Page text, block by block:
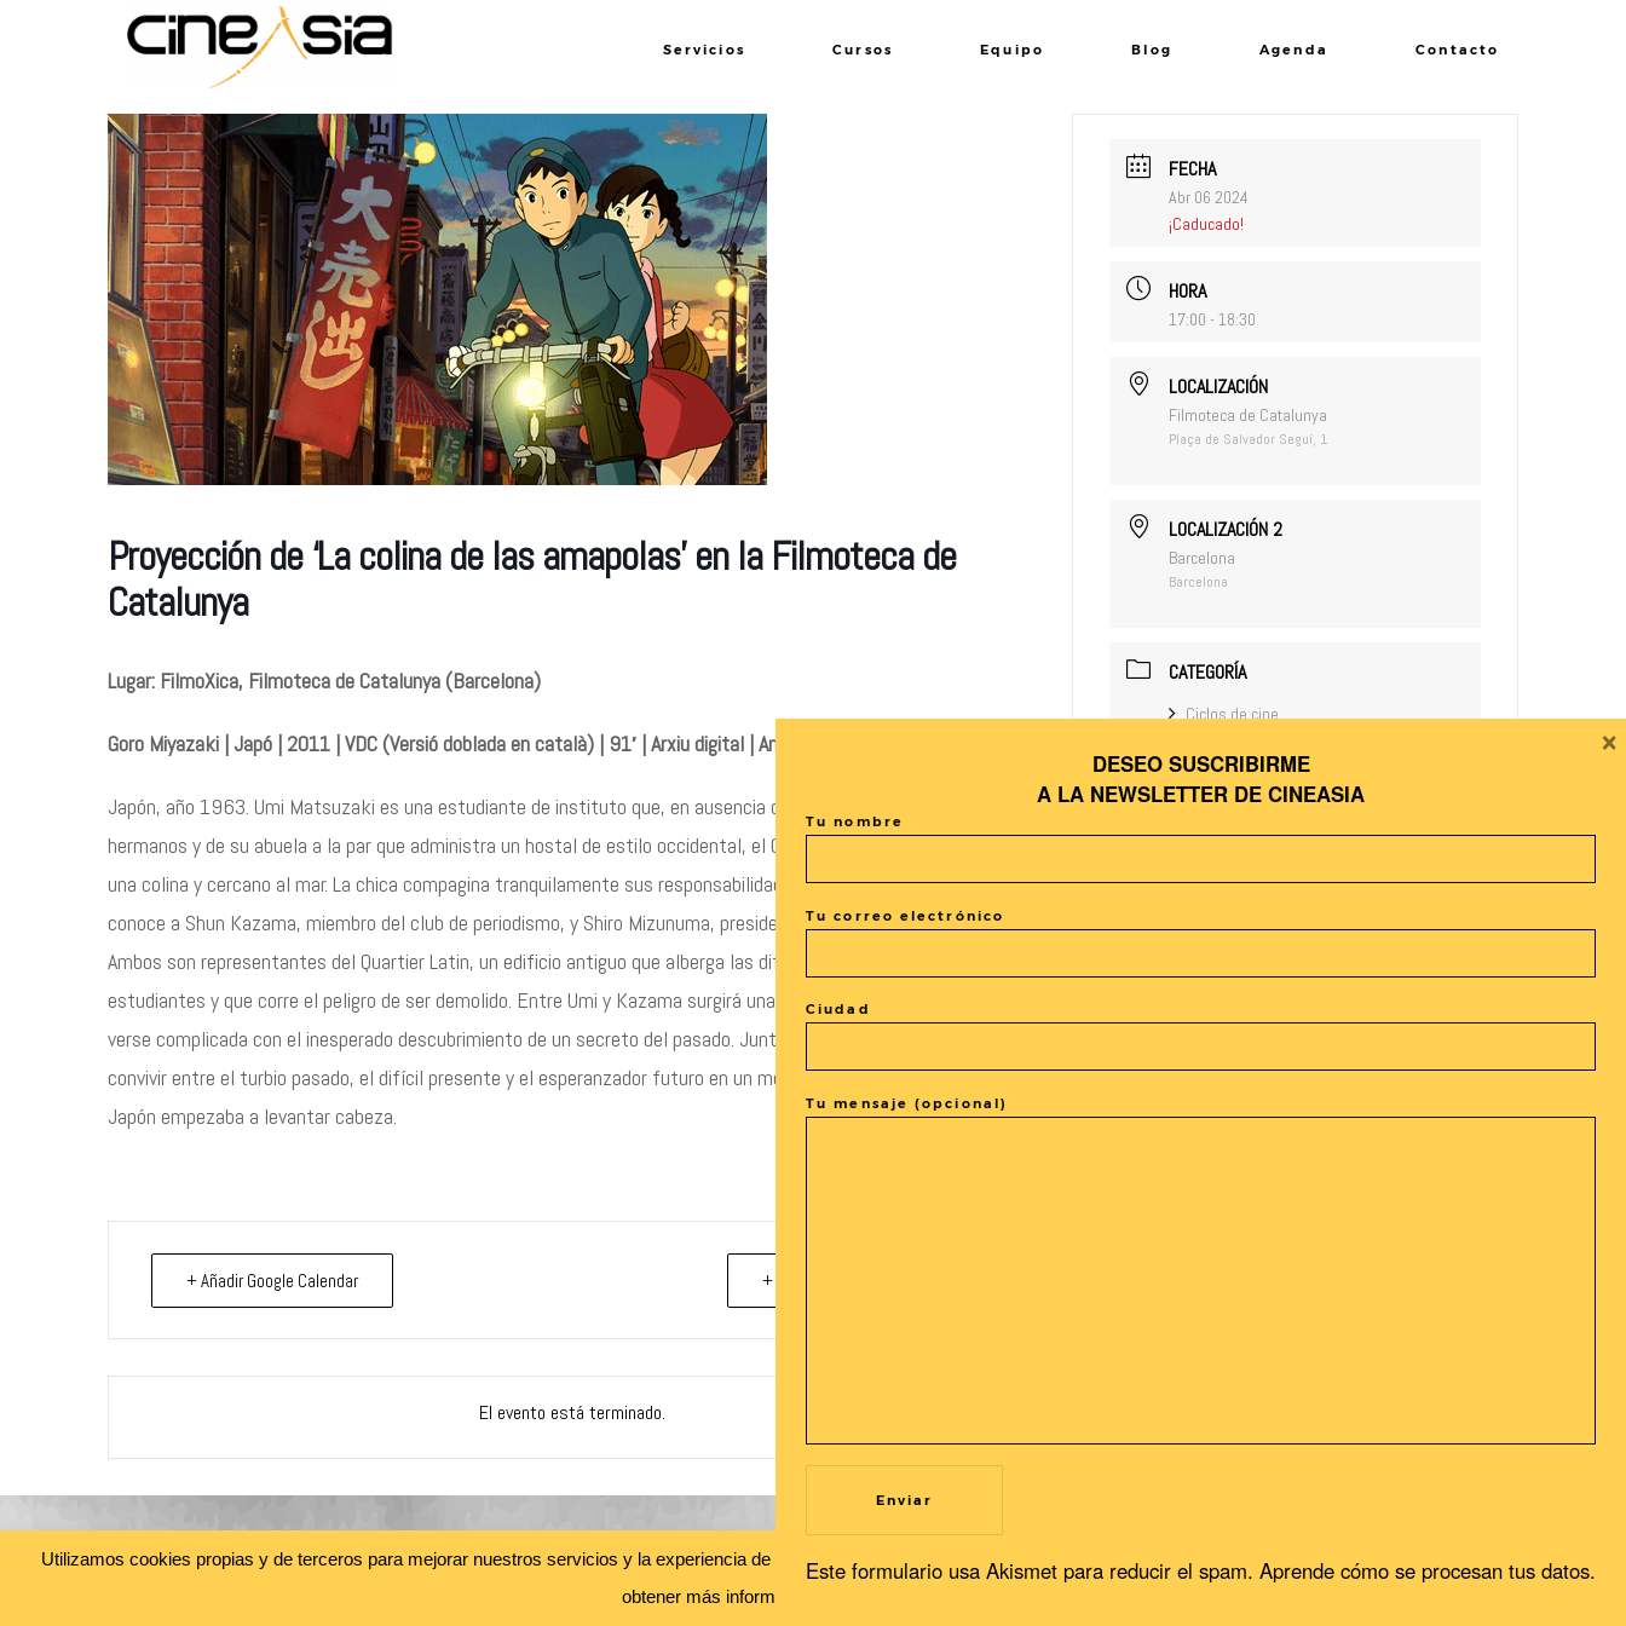
Servicios Cursos Equipo Blog Agenda Contacto
Proyección de ‘La colina de las amapolas’ en la Filmoteca de
Catalunya
Lugar: FilmoXica, Filmoteca de Catalunya (Barcelona)
Goro Miyazaki | Japó | 2011 | VDC (Versió doblada en català) | 91′ | Arxiu digital | Animación, Drama
Japón, año 1963. Umi Matsuzaki es una estudiante de instituto que, en ausencia de su madre, cuida a sus dos
hermanos y de su abuela a la par que administra un hostal de estilo occidental, el Coquelicot Manor, en lo alto de
una colina y cercano al mar. La chica compagina tranquilamente sus responsabilidades con su vida escolar. Un día
conoce a Shun Kazama, miembro del club de periodismo, y Shiro Mizunuma, presidente del consejo de estudiantes.
Ambos son representantes del Quartier Latin, un edificio antiguo que alberga las diferentes asociaciones de
estudiantes y que corre el peligro de ser demolido. Entre Umi y Kazama surgirá una profunda amistad que podría
verse complicada con el inesperado descubrimiento de un secreto del pasado. Juntos descubrirán una forma de
convivir entre el turbio pasado, el difícil presente y el esperanzador futuro en un momento del tiempo donde el
Japón empezaba a levantar cabeza.
+ Añadir Google Calendar + exportación iCal / Outlook
El evento está terminado.
FECHA
Abr 06 2024
¡Caducado!
HORA
17:00 - 18:30
LOCALIZACIÓN
Filmoteca de Catalunya
Plaça de Salvador Seguí, 1
LOCALIZACIÓN 2
Barcelona
Barcelona
CATEGORÍA
Ciclos de cine
Recibe nuestras novedades en tu buzón!
Newsletter
Utilizamos cookies propias y de terceros para mejorar nuestros servicios y la experiencia de usuario. Si continuas navegando, consideramos que acepta su uso. Puedes cambiar la configuración u
obtener más información.
DESEO SUSCRIBIRME
A LA NEWSLETTER DE CINEASIA
Tu nombre
Tu correo electrónico
Ciudad
Tu mensaje (opcional)
Este formulario usa Akismet para reducir el spam. Aprende cómo se procesan tus datos.
×